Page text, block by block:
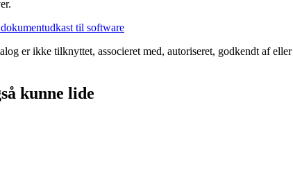
til software
er ikke tilknyttet, associeret med, autoriseret, godkendt af
kunne lide